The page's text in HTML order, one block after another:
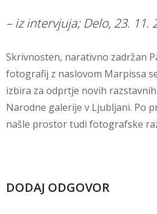
– iz intervjuja; Delo, 23. 11.
Skrivnosten, narativno zadržan
fotografij z naslovom Marpissa
izbira za odprtje novih
Narodne galerije v Ljubljani. Po
našle prostor tudi fotografske
DODAJ ODGOVOR